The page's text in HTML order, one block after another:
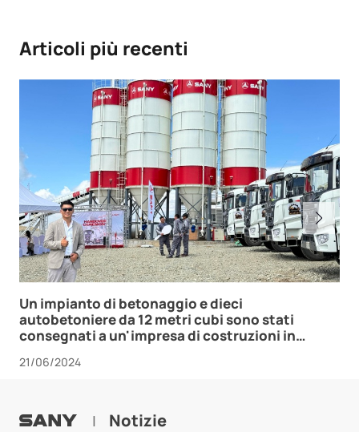
Articoli più recenti
Un impianto di betonaggio e dieci
autobetoniere da 12 metri cubi sono stati
consegnati a un'impresa di costruzioni in
21/06/2024
| Notizie